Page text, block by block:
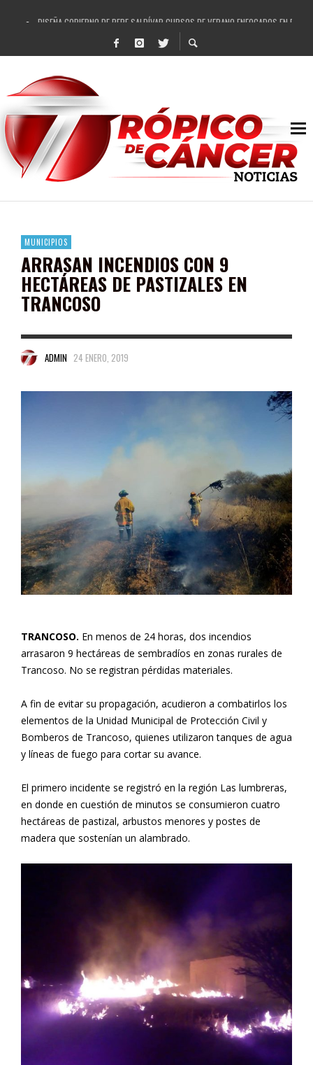
DISEÑA GOBIERNO DE PEPE SALDÍVAR CURSOS DE VERANO ENFOCADOS EN
REFRENDAN LOS 28 DELEGADOS Y 14 COMISARIADOS DE GUADALUPE APOYO A
FORTALECE GOBIERNO DE PEPE SALDÍVAR LA EDUCACIÓN EN LA ZACATECANA
GOBIERNO DE PEPE SALDÍVAR Y GRUPO FEMSA GENERAN MÁS DE 3 MIL EMPLEOS
CUARTA FERIA EXPO AGROPECUARIA TRAJO BENEFICIO DIRECTO A GUADALUPE:
RECONOCE PEPE SALDÍVAR A ARTISTA ZACATECANA VICTORIA HERNÁNDEZ
EGRESA GOBIERNO DE PEPE SALDÍVAR A 500 NUEVAS EMPRESARIAS
SON MUJERES GUADALUPENSES PRINCIPALES BENEFICIADAS DEL PROGRAMA
MUNICIPIOS
ARRASAN INCENDIOS CON 9
HECTÁREAS DE PASTIZALES EN
TRANCOSO
ADMIN 24 ENERO, 2019
TRANCOSO. En menos de 24 horas, dos incendios
arrasaron 9 hectáreas de sembradíos en zonas rurales de
Trancoso. No se registran pérdidas materiales.
A fin de evitar su propagación, acudieron a combatirlos los
elementos de la Unidad Municipal de Protección Civil y
Bomberos de Trancoso, quienes utilizaron tanques de agua
y líneas de fuego para cortar su avance.
El primero incidente se registró en la región Las lumbreras,
en donde en cuestión de minutos se consumieron cuatro
hectáreas de pastizal, arbustos menores y postes de
madera que sostenían un alambrado.